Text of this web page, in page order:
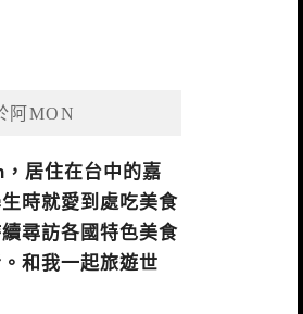
阿MON
居住在台中的嘉
時就愛到處吃美食
尋訪各國特色美食
和我一起旅遊世